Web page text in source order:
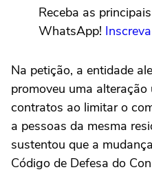
Receba as
WhatsApp!
Na petição, a entidade
promoveu uma
contratos ao limitar o
a pessoas da mesma
sustentou que a
Código de Defesa do